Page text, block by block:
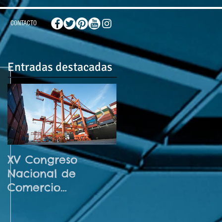
CONTACTO
Entradas destacadas
XV Congreso
Nacional de
Comercio
Noviembre 2026
¡El futuro de la IA
llegó! No te
pierdas el